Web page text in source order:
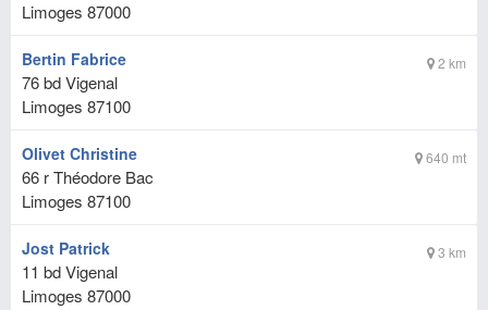
Limoges 87000
2 km
Bertin Fabrice
76 bd Vigenal
Limoges 87100
640 mt
Olivet Christine
66 r Théodore Bac
Limoges 87100
3 km
Jost Patrick
11 bd Vigenal
Limoges 87000